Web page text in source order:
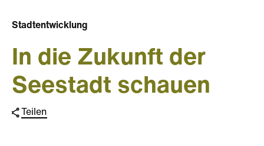
Stadtentwicklung
In die Zukunft der
Seestadt schauen
Teilen